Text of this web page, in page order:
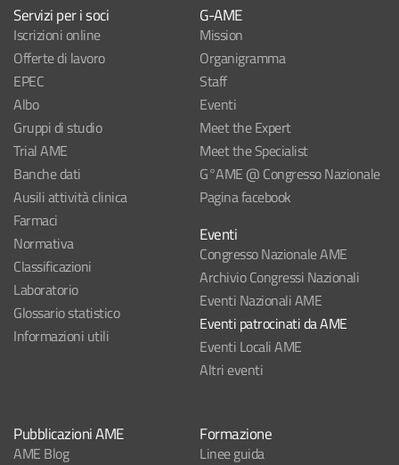
Servizi per i soci
Iscrizioni online
Offerte di lavoro
EPEC
Albo
Gruppi di studio
Trial AME
Banche dati
Ausili attività clinica
Farmaci
Normativa
Classificazioni
Laboratorio
Glossario statistico
Informazioni utili
G-AME
Mission
Organigramma
Staff
Eventi
Meet the Expert
Meet the Specialist
G°AME @ Congresso Nazionale
Pagina facebook
Eventi
Congresso Nazionale AME
Archivio Congressi Nazionali
Eventi Nazionali AME
Eventi patrocinati da AME
Eventi Locali AME
Altri eventi
Pubblicazioni AME
AME Blog
Formazione
Linee guida